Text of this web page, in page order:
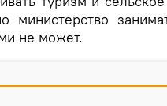
министерство
не может.